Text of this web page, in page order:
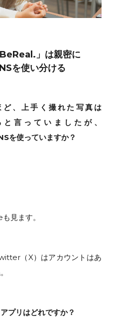
」は親密に
を使い分ける
、上手く撮れた写真は
言っていましたが、
を使っていますか？
見ます。
（X）はアカウントはあ
プリはどれですか？